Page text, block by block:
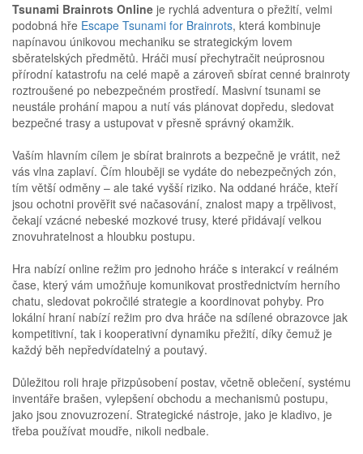
Tsunami Brainrots Online je rychlá adventura o přežití, velmi
podobná hře Escape Tsunami for Brainrots, která kombinuje
napínavou únikovou mechaniku se strategickým lovem
sběratelských předmětů. Hráči musí přechytračit neúprosnou
přírodní katastrofu na celé mapě a zároveň sbírat cenné brainroty
roztroušené po nebezpečném prostředí. Masivní tsunami se
neustále prohání mapou a nutí vás plánovat dopředu, sledovat
bezpečné trasy a ustupovat v přesně správný okamžik.
Vaším hlavním cílem je sbírat brainrots a bezpečně je vrátit, než
vás vlna zaplaví. Čím hlouběji se vydáte do nebezpečných zón,
tím větší odměny – ale také vyšší riziko. Na oddané hráče, kteří
jsou ochotni prověřit své načasování, znalost mapy a trpělivost,
čekají vzácné nebeské mozkové trusy, které přidávají velkou
znovuhratelnost a hloubku postupu.
Hra nabízí online režim pro jednoho hráče s interakcí v reálném
čase, který vám umožňuje komunikovat prostřednictvím herního
chatu, sledovat pokročilé strategie a koordinovat pohyby. Pro
lokální hraní nabízí režim pro dva hráče na sdílené obrazovce jak
kompetitivní, tak i kooperativní dynamiku přežití, díky čemuž je
každý běh nepředvídatelný a poutavý.
Důležitou roli hraje přizpůsobení postav, včetně oblečení, systému
inventáře brašen, vylepšení obchodu a mechanismů postupu,
jako jsou znovuzrození. Strategické nástroje, jako je kladivo, je
třeba používat moudře, nikoli nedbale.